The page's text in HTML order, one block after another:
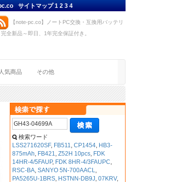
サイトマップ1234
【note-pc.co】ノートPC交換・互換用バッテリ
完全新品～即日、1年完全保証付き。
人気商品 その他
検索ワード
LSS271620SF, FB511,CP1454, HB3-
875mAh, FB421,Z52H 10pcs, FDK
14HR-4/5FAUP, FDK 8HR-4/3FAUPC,
RSC-BA,SANYO 5N-700AACL,
PA5265U-1BRS, HSTNN-DB9J,07KRV,